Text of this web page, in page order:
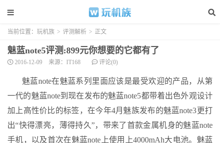
当前位置： 玩机族 > 评测解析 > 正文
魅蓝note5评测:899元你想要的它都有了
2016-12-09 来源：IT168 评论(0)
魅蓝note在魅蓝系列里面应该是最受欢迎的产品，从第
一代的魅蓝note到现在发布的魅蓝note5都带着出色外观设计
加上高性价比的标签，在今年4月魅族发布的魅蓝note3更打
出“快得漂亮，薄得持久”，带来了首款金属机身的魅蓝note
手机，以及首次在魅蓝note上使用上4000mAh大电池。魅蓝